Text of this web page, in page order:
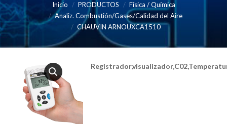
Inicio PRODUCTOS
Física / Química
Analiz. Combustión/Gases/Calidad del Aire
CHAUVIN ARNOUXCA1510